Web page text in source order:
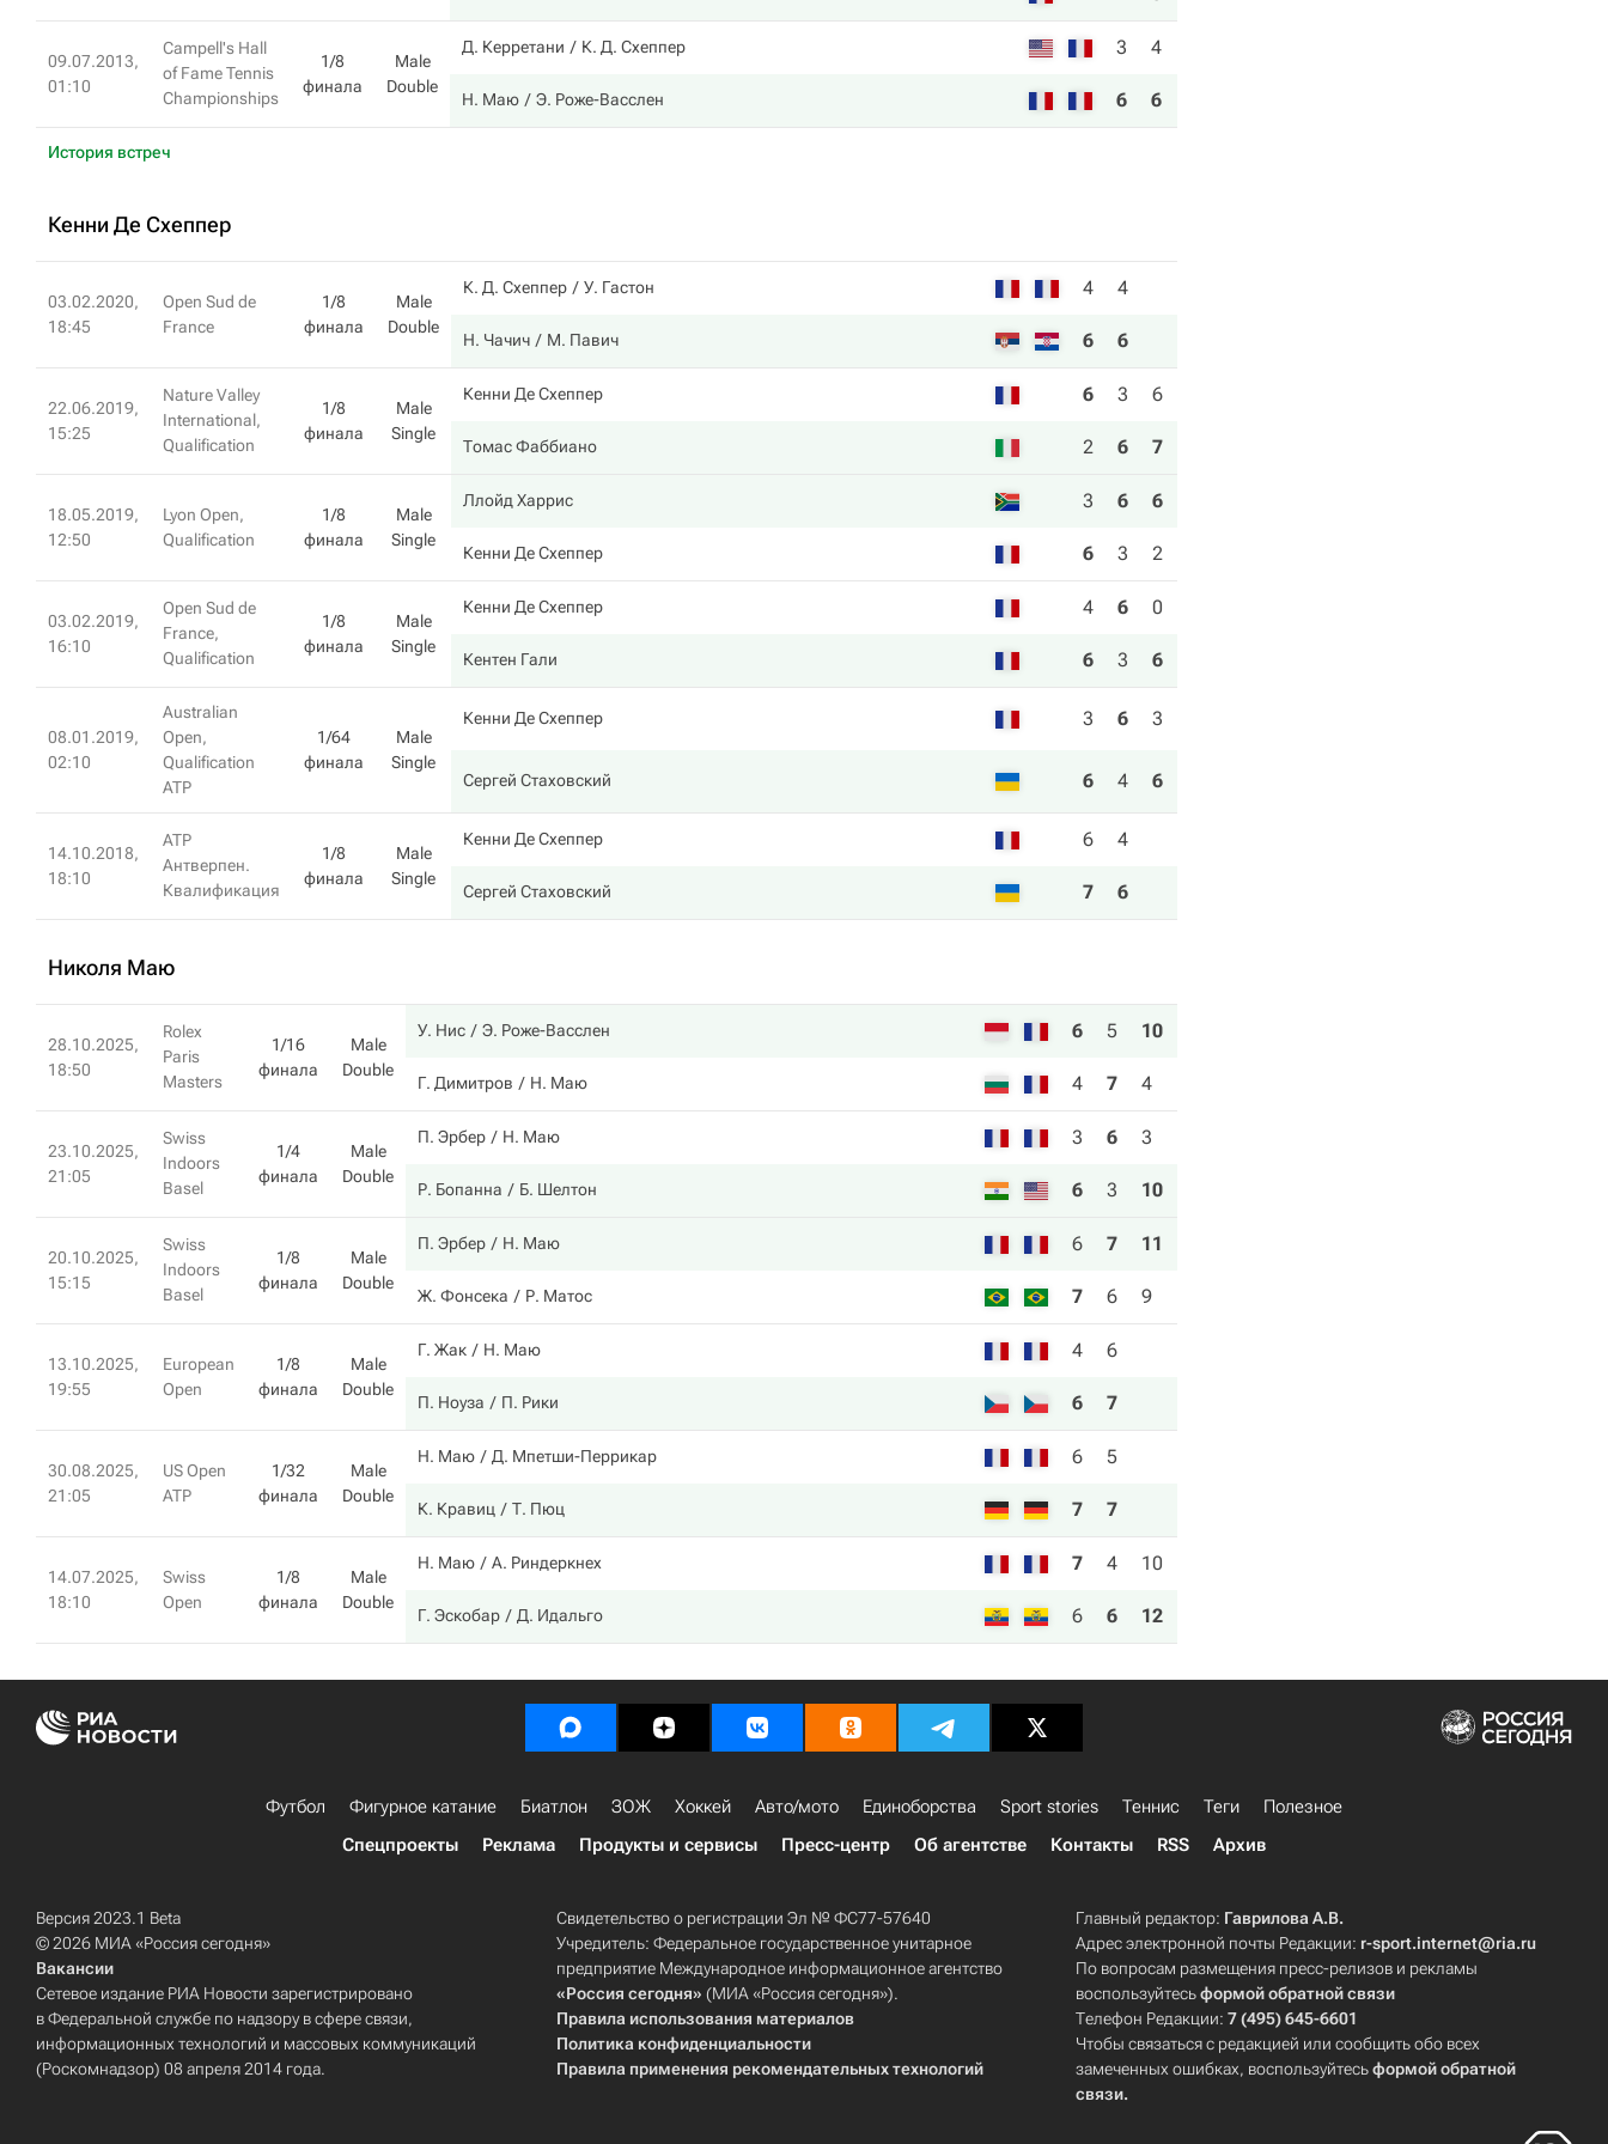
09.07.2013,
01:10
Campell's Hall
of Fame Tennis
Championships
1/8
финала
Male
Double
Д. Керретани К. Д. Схеппер 3 4
Н. Маю Э. Роже-Васслен 6 6
История встреч
Кенни Де Схеппер
03.02.2020,
18:45
Open Sud de
France
1/8
финала
Male
Double
К. Д. Схеппер У. Гастон 4 4
Н. Чачич М. Павич 6 6
22.06.2019,
15:25
Nature Valley
International,
Qualification
1/8
финала
Male
Single
Кенни Де Схеппер 6 3 6
Томас Фаббиано 2 6 7
18.05.2019,
12:50
Lyon Open,
Qualification
1/8
финала
Male
Single
Ллойд Харрис 3 6 6
Кенни Де Схеппер 6 3 2
03.02.2019,
16:10
Open Sud de
France,
Qualification
1/8
финала
Male
Single
Кенни Де Схеппер 4 6 0
Кентен Гали 6 3 6
08.01.2019,
02:10
Australian
Open,
Qualification
ATP
1/64
финала
Male
Single
Кенни Де Схеппер 3 6 3
Сергей Стаховский 6 4 6
14.10.2018,
18:10
ATP
Антверпен.
Квалификация
1/8
финала
Male
Single
Кенни Де Схеппер 6 4
Сергей Стаховский 7 6
Николя Маю
28.10.2025,
18:50
Rolex
Paris
Masters
1/16
финала
Male
Double
У. Нис Э. Роже-Васслен 6 5 10
Г. Димитров Н. Маю 4 7 4
23.10.2025,
21:05
Swiss
Indoors
Basel
1/4
финала
Male
Double
П. Эрбер Н. Маю 3 6 3
Р. Бопанна Б. Шелтон 6 3 10
20.10.2025,
15:15
Swiss
Indoors
Basel
1/8
финала
Male
Double
П. Эрбер Н. Маю 6 7 11
Ж. Фонсека Р. Матос 7 6 9
13.10.2025,
19:55
European
Open
1/8
финала
Male
Double
Г. Жак Н. Маю 4 6
П. Ноуза П. Рики 6 7
30.08.2025,
21:05
US Open
ATP
1/32
финала
Male
Double
Н. Маю Д. Мпетши-Перрикар 6 5
К. Кравиц Т. Пюц 7 7
14.07.2025,
18:10
Swiss
Open
1/8
финала
Male
Double
Н. Маю А. Риндеркнех 7 4 10
Г. Эскобар Д. Идальго 6 6 12
Футбол Фигурное катание Биатлон ЗОЖ Хоккей Авто/мото Единоборства Sport stories Теннис Теги
Полезное
Спецпроекты
Реклама Продукты и сервисы Пресс-центр Об агентстве Контакты RSS Архив
Версия 2023.1 Beta
© 2026 МИА «Россия сегодня»
Вакансии
Сетевое издание РИА Новости зарегистрировано
в Федеральной службе по надзору в сфере связи,
информационных технологий и массовых коммуникаций
(Роскомнадзор) 08 апреля 2014 года.
Свидетельство о регистрации Эл № ФС77-57640
Учредитель: Федеральное государственное унитарное
предприятие Международное информационное агентство
«Россия сегодня» (МИА «Россия сегодня»).
Правила использования материалов
Политика конфиденциальности
Правила применения рекомендательных технологий
Главный редактор: Гаврилова А.В.
Адрес электронной почты Редакции: r-sport.internet@ria.ru
По вопросам размещения пресс-релизов и рекламы
воспользуйтесьформой обратной связи
Телефон Редакции:7 (495) 645-6601
Чтобы связаться с редакцией или сообщить обо всех
замеченных ошибках, воспользуйтесьформой обратной
связи.